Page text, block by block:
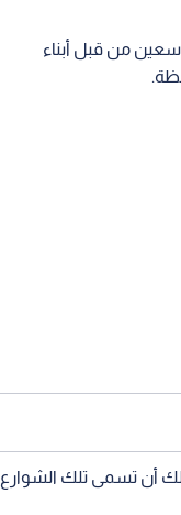
من قبل أبناء
أن تسمى تلك الشوارع